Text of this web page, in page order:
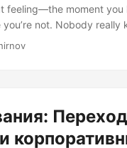
moment you
not. Nobody really
where even